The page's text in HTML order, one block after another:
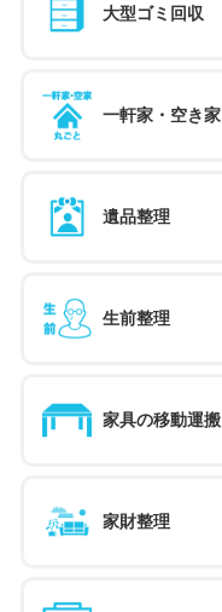
大型ゴミ回収
一軒家・空き家
遺品整理
生前整理
家具の移動運搬
家財整理